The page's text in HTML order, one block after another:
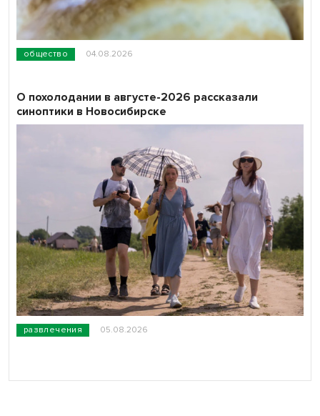
общество 04.08.2026
развлечения 05.08.2026
О похолодании в августе-2026 рассказали
синоптики в Новосибирске